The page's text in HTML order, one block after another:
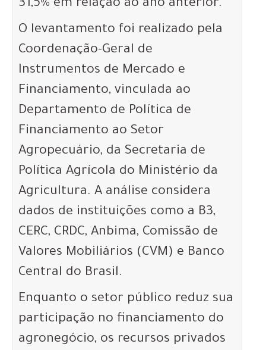
31,5% em relação ao ano anterior.
O levantamento foi realizado pela
Coordenação-Geral de
Instrumentos de Mercado e
Financiamento, vinculada ao
Departamento de Política de
Financiamento ao Setor
Agropecuário, da Secretaria de
Política Agrícola do Ministério da
Agricultura. A análise considera
dados de instituições como a B3,
CERC, CRDC, Anbima, Comissão de
Valores Mobiliários (CVM) e Banco
Central do Brasil.
Enquanto o setor público reduz sua
participação no financiamento do
agronegócio, os recursos privados